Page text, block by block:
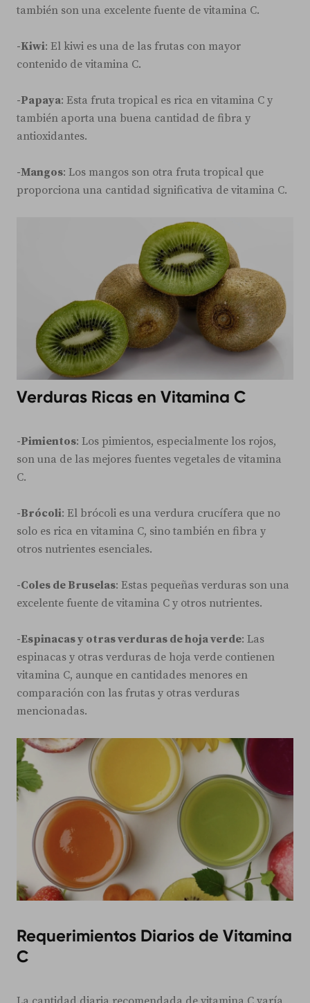
también son una excelente fuente de vitamina C.
-Kiwi: El kiwi es una de las frutas con mayor
contenido de vitamina C.
-Papaya: Esta fruta tropical es rica en vitamina C y
también aporta una buena cantidad de fibra y
antioxidantes.
-Mangos: Los mangos son otra fruta tropical que
proporciona una cantidad significativa de vitamina C.
Verduras Ricas en Vitamina C
-Pimientos: Los pimientos, especialmente los rojos,
son una de las mejores fuentes vegetales de vitamina
C.
-Brócoli: El brócoli es una verdura crucífera que no
solo es rica en vitamina C, sino también en fibra y
otros nutrientes esenciales.
-Coles de Bruselas: Estas pequeñas verduras son una
excelente fuente de vitamina C y otros nutrientes.
-Espinacas y otras verduras de hoja verde: Las
espinacas y otras verduras de hoja verde contienen
vitamina C, aunque en cantidades menores en
comparación con las frutas y otras verduras
mencionadas.
Requerimientos Diarios de Vitamina
C